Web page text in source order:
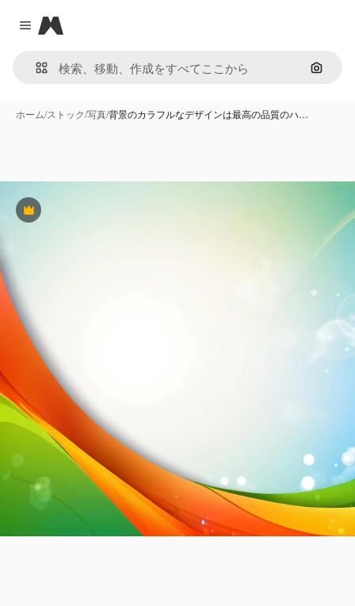
Close menu
Magnific
画像で
ホーム/ストック/写真/背景のカラフルなデザインは最高の品質のハ…
Premium